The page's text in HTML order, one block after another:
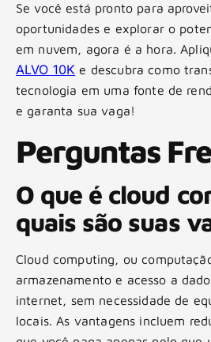
Se você está pronto para
oportunidades e explorar o
em nuvem, agora é a hora.
ALVO 10K e descubra como
tecnologia em uma fonte de
e garanta sua vaga!
Perguntas
O que é cloud
quais são suas
Cloud computing, ou
armazenamento e acesso a
internet, sem necessidade de
locais. As vantagens incluem